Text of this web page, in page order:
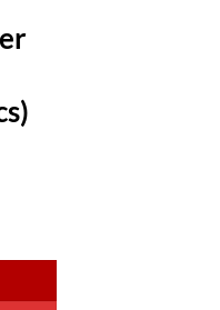
Adjustable Cabinet